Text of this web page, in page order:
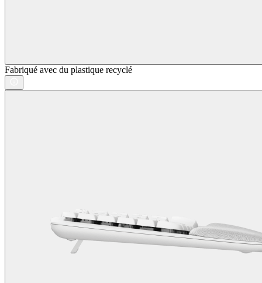
Fabriqué avec du plastique recyclé